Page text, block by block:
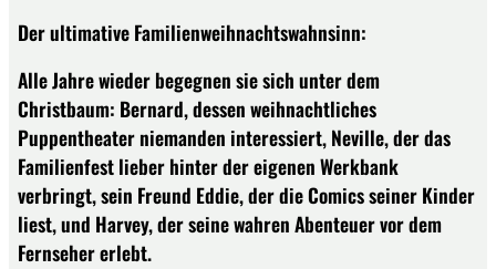
Der ultimative Familienweihnachtswahnsinn:
Alle Jahre wieder begegnen sie sich unter dem
Christbaum: Bernard, dessen weihnachtliches
Puppentheater niemanden interessiert, Neville, der das
Familienfest lieber hinter der eigenen Werkbank
verbringt, sein Freund Eddie, der die Comics seiner Kinder
liest, und Harvey, der seine wahren Abenteuer vor dem
Fernseher erlebt.